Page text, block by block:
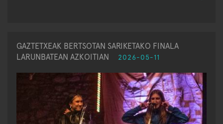
GAZTETXEAK BERTSOTAN SARIKETAKO FINALA
LARUNBATEAN AZKOITIAN
2026-05-11